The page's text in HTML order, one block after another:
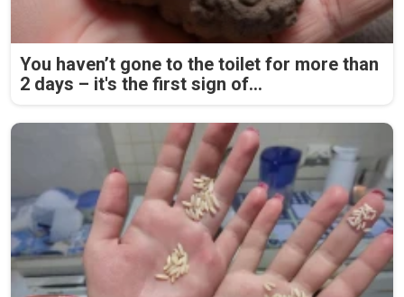
You haven’t gone to the toilet for more than
2 days – it's the first sign of...